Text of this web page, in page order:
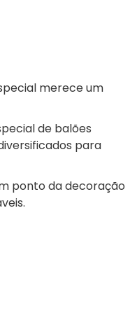
merece um
de balões
para
ponto da decoração